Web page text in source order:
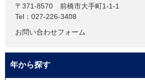
〒371-8570
前橋市大手町1-1-1
Tel：027-226-3408
お問い合わせフォーム
年から探す